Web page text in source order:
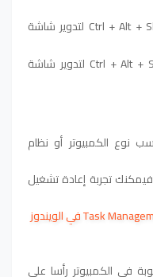
اضغط على Ctrl + Alt + Shift + Arrow Down لتدوير شاشة
اضغط على Ctrl + Alt + Shift + Arrow Right لتدوير شاشة
نوع الكمبيوتر أو نظام
فيمكنك تجربة إعادة تشغيل
في الكمبيوتر رأسا على